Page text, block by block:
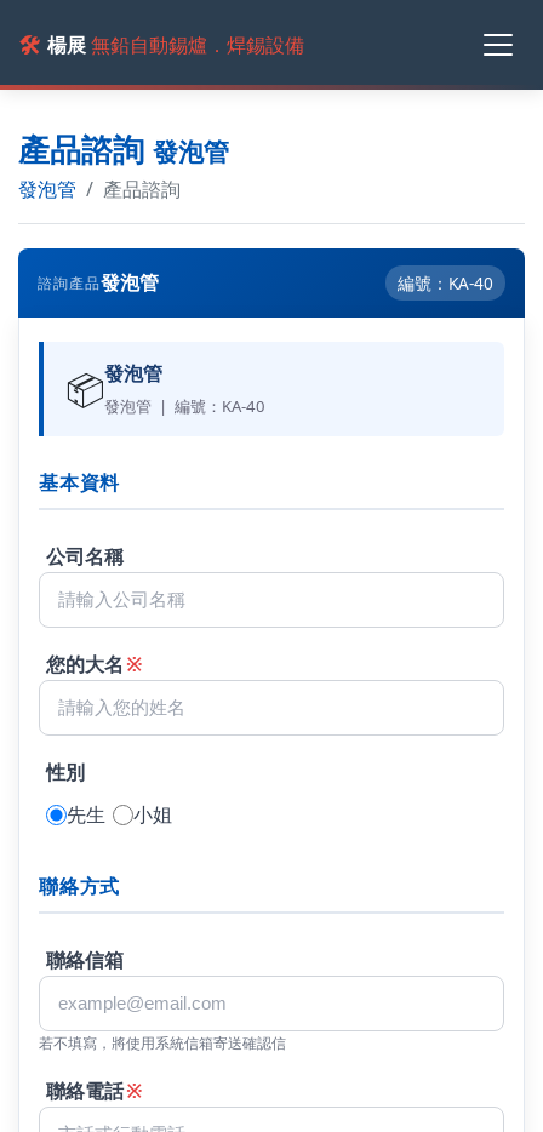
🛠️ 楊展無鉛自動錫爐．焊錫設備
產品諮詢 發泡管
發泡管 產品諮詢
諮詢產品發泡管 編號：KA-40
📦發泡管
發泡管 | 編號：KA-40
基本資料
公司名稱
您的大名 ※
性別
先生
小姐
聯絡方式
聯絡信箱
若不填寫，將使用系統信箱寄送確認信
聯絡電話※